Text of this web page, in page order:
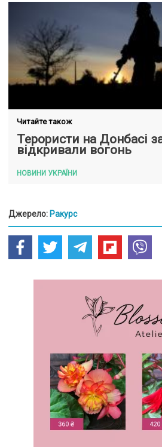
Читайте також
Терористи на Донбасі
відкривали вогонь
НОВИНИ УКРАЇНИ
Джерело: Ракурс